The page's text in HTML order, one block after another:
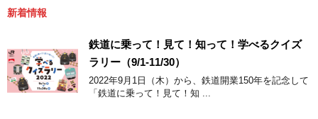
新着情報
鉄道に乗って！見て！知って！学べるクイズ
ラリー（9/1-11/30）
2022年9月1日（木）から、鉄道開業150年を記念して
「鉄道に乗って！見て！知 ...